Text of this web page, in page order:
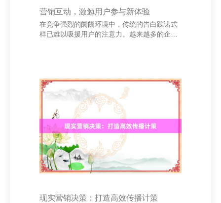
营销互动，激勉用户参与新体验
在竞争强烈的阛阓环境中，传统的告白践诺式
样已难以吸援用户的注意力。越来越多的企业
信息，而是通过互动体式，让用户成为传播的
一部分。举例，支吾媒体上的互动作为、线上
抽奖、用户生成实际（UGC）等，齐能灵验晋
升用户的参与度和赤心度。 借助数字化用具，
企业不错更精确地触达筹画用户，并把柄用户
步履数据优化互动战术。比如，通过小标准、
H5页
现实营销决策：打造高效传播计策